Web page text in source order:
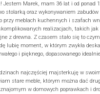
Jestem Marek, mam 36 lat i od ponad
stolarką oraz wykonywaniem
przy meblach kuchennych i szafach
realizacjach, takich jak
z drewna. Z czasem stało się to
lubię moment, w którym zwykła
i pięknego, dopasowanego
najczęściej majsterkuję w
stare meble, którym można dać
w domowych poprawkach i